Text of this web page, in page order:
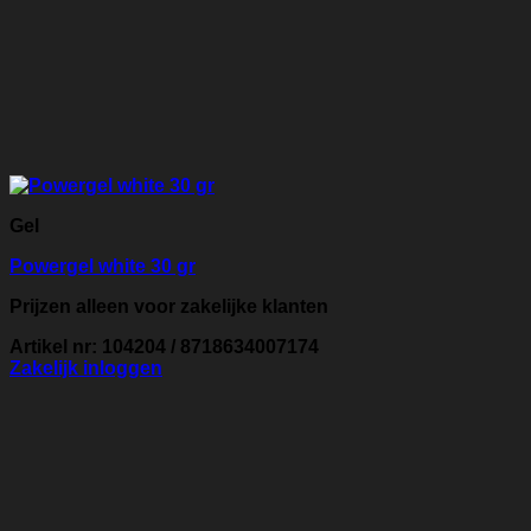
Gel
Powergel white 30 gr
Prijzen alleen voor zakelijke klanten
Artikel nr: 104204 / 8718634007174
Zakelijk inloggen